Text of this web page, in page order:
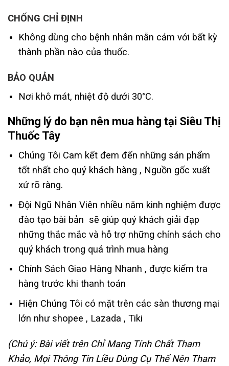
CHỐNG CHỈ ĐỊNH
Không dùng cho bệnh nhân mẫn cảm với bất kỳ
thành phần nào của thuốc.
BẢO QUẢN
Nơi khô mát, nhiệt độ dưới 30°C.
Những lý do bạn nên mua hàng tại Siêu Thị
Thuốc Tây
Chúng Tôi Cam kết đem đến những sản phẩm
tốt nhất cho quý khách hàng , Nguồn gốc xuất
xứ rõ ràng.
Đội Ngũ Nhân Viên nhiều năm kinh nghiệm được
đào tạo bài bản sẽ giúp quý khách giải đạp
những thắc mắc và hỗ trợ những chính sách cho
quý khách trong quá trình mua hàng
Chính Sách Giao Hàng Nhanh , được kiểm tra
hàng trước khi thanh toán
Hiện Chúng Tôi có mặt trên các sàn thương mại
lớn như shopee , Lazada , Tiki
(Chú ý: Bài viết trên Chỉ Mang Tính Chất Tham
Khảo, Mọi Thông Tin Liều Dùng Cụ Thể Nên Tham